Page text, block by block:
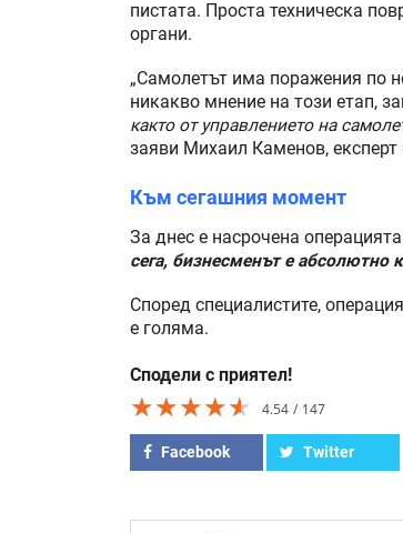
пистата. Проста техническа
органи.
„Самолетът има поражения по
никакво мнение на този етап,
както от управлението на
заяви Михаил Каменов,
Към сегашния момент
За днес е насрочена
сега, бизнесменът е абсолютно
Според специалистите,
е голяма.
Сподели с приятел!
★★★★★
★★★★★
★★★★★ 4.54 147
Facebook Twitter